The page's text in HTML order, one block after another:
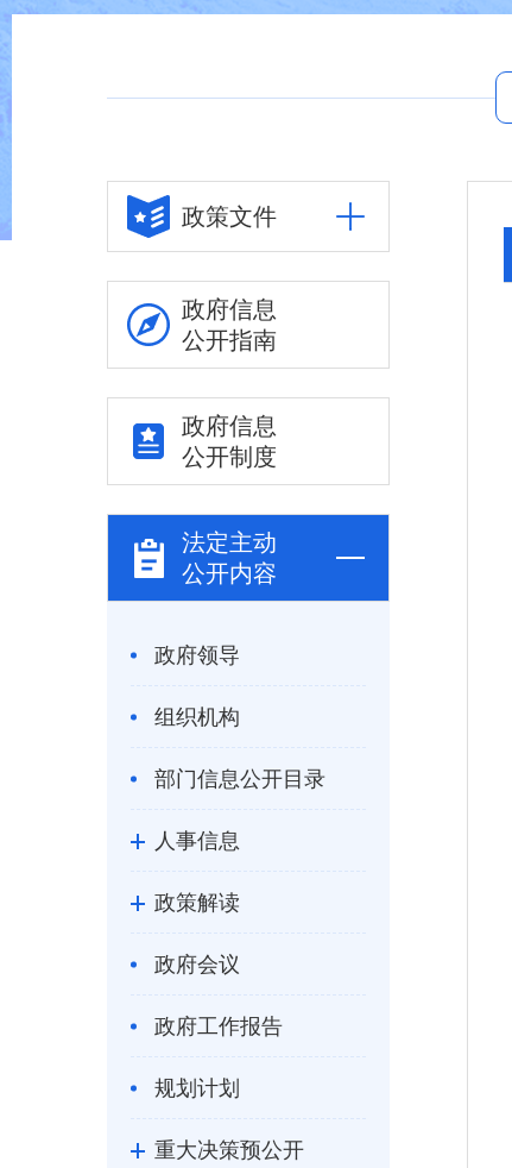
政策文件
政府信息
公开指南
政府信息
公开制度
法定主动
公开内容
政府领导
组织机构
部门信息公开目录
人事信息
政策解读
政府会议
政府工作报告
规划计划
重大决策预公开